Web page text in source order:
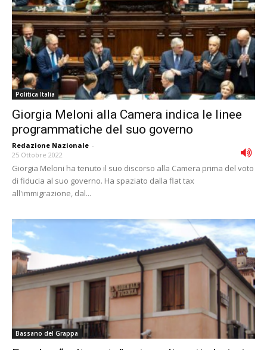
Politica Italia
Giorgia Meloni alla Camera indica le linee
programmatiche del suo governo
Redazione Nazionale -
25 Ottobre 2022
Giorgia Meloni ha tenuto il suo discorso alla Camera prima del voto
di fiducia al suo governo. Ha spaziato dalla flat tax
all'immigrazione, dal...
Bassano del Grappa